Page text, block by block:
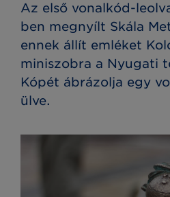
Az első vonalkód-
ben megnyílt Skála
ennek állít emléket
miniszobra a Nyugati
Kópét ábrázolja egy
ülve.